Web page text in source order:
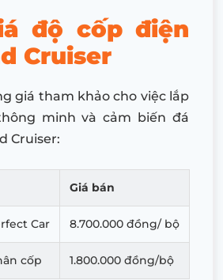
độ cốp điện
Cruiser
giá tham khảo cho việc lắp
minh và cảm biến đá
Cruiser:
Giá bán
Car 8.700.000 đồng/ bộ
cốp 1.800.000 đồng/bộ